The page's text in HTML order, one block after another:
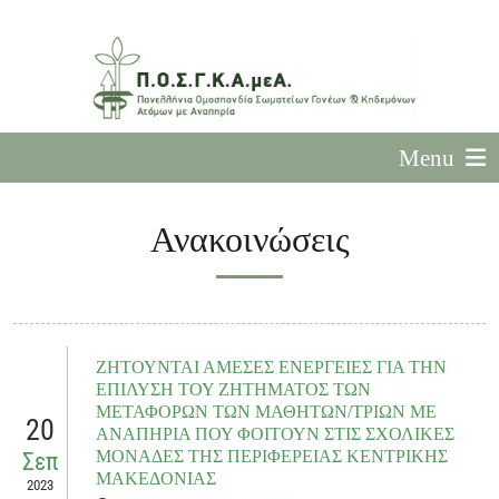
Menu
Ανακοινώσεις
20
Σεπ
2023
ΖΗΤΟΥΝΤΑΙ ΑΜΕΣΕΣ ΕΝΕΡΓΕΙΕΣ ΓΙΑ ΤΗΝ
ΕΠΙΛΥΣΗ ΤΟΥ ΖΗΤΗΜΑΤΟΣ ΤΩΝ
ΜΕΤΑΦΟΡΩΝ ΤΩΝ ΜΑΘΗΤΩΝ/ΤΡΙΩΝ ΜΕ
ΑΝΑΠΗΡΙΑ ΠΟΥ ΦΟΙΤΟΥΝ ΣΤΙΣ ΣΧΟΛΙΚΕΣ
ΜΟΝΑΔΕΣ ΤΗΣ ΠΕΡΙΦΕΡΕΙΑΣ ΚΕΝΤΡΙΚΗΣ
ΜΑΚΕΔΟΝΙΑΣ